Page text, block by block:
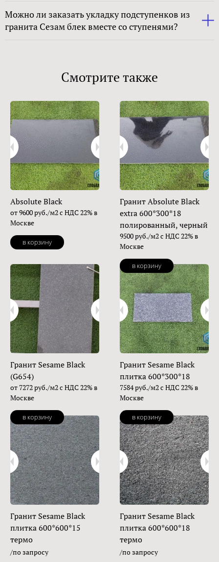
Можно ли заказать укладку подступенков из
гранита Сезам блек вместе со ступенями?
Смотрите также
Absolute Black
от 9600 руб./м2 с НДС 22% в
Москве
в корзину
Гранит Absolute Black
extra 600*300*18
полированный, черный
9500 руб./м2 с НДС 22% в
Москве
в корзину
Гранит Sesame Black
(G654)
от 7272 руб./м2 с НДС 22% в
Москве
в корзину
Гранит Sesame Black
плитка 600*300*18
7584 руб./м2 с НДС 22% в
Москве
в корзину
Гранит Sesame Black
плитка 600*600*15
термо
/по запросу
Гранит Sesame Black
плитка 600*600*18
термо
/по запросу